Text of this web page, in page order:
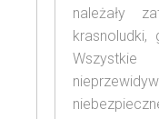
należały